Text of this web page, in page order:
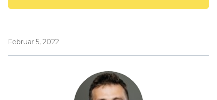
Februar 5, 2022